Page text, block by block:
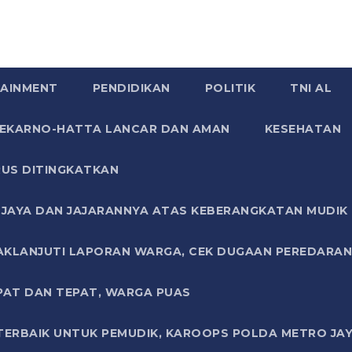
PENDIDIKAN POLITIK TNI AL
HATTA LANCAR DAN AMAN KESEHATAN
DITINGKATKAN
DAN JAJARANNYA ATAS KEBERANGKATAN
LAPORAN WARGA, CEK DUGAAN
DAN TEPAT, WARGA PUAS
UNTUK PEMUDIK, KAROOPS POLDA METRO